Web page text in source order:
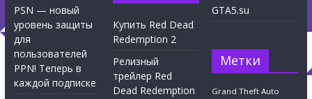
PSN — новый
уровень защиты
для
пользователей
PPN! Теперь в
каждой подписке
Купить Red Dead
Redemption 2
Релизный
трейлер Red
Dead Redemption
GTA5.su
Метки
Grand Theft Auto